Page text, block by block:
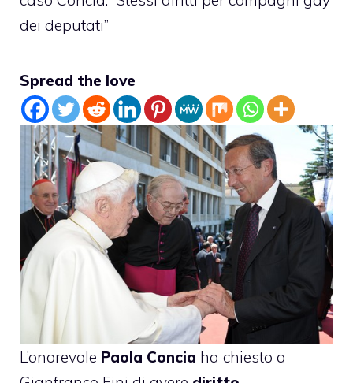
dei deputati”
Spread the love
L’onorevole Paola Concia ha chiesto a